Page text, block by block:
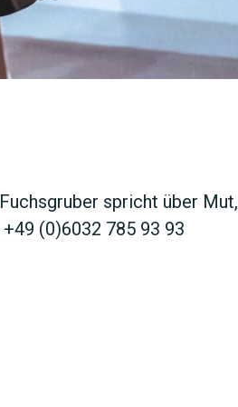
spricht über Mut,
(0)6032 785 93 93